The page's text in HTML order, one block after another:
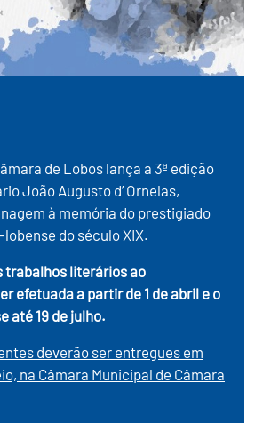
de Lobos lança a 3ª edição
João Augusto d’ Ornelas,
à memória do prestigiado
do século XIX.
trabalhos literários ao
efetuada a partir de 1 de abril e o
até 19 de julho.
deverão ser entregues em
na Câmara Municipal de Câmara